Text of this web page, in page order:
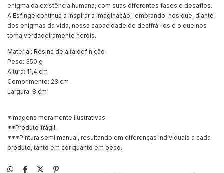
enigma da existência humana, com suas diferentes fases e desafios.
A Esfinge continua a inspirar a imaginação, lembrando-nos que, diante
dos enigmas da vida, nossa capacidade de decifrá-los é o que nos
torna verdadeiramente heróis.
Material: Resina de alta definição
Peso: 350 g
Altura: 11,4 cm
Comprimento: 23 cm
Largura: 8 cm
*Imagens meramente ilustrativas.
**Produto frágil.
***Pintura semi manual, resultando em diferenças individuais a cada
produto, tanto em cor quanto em peso.